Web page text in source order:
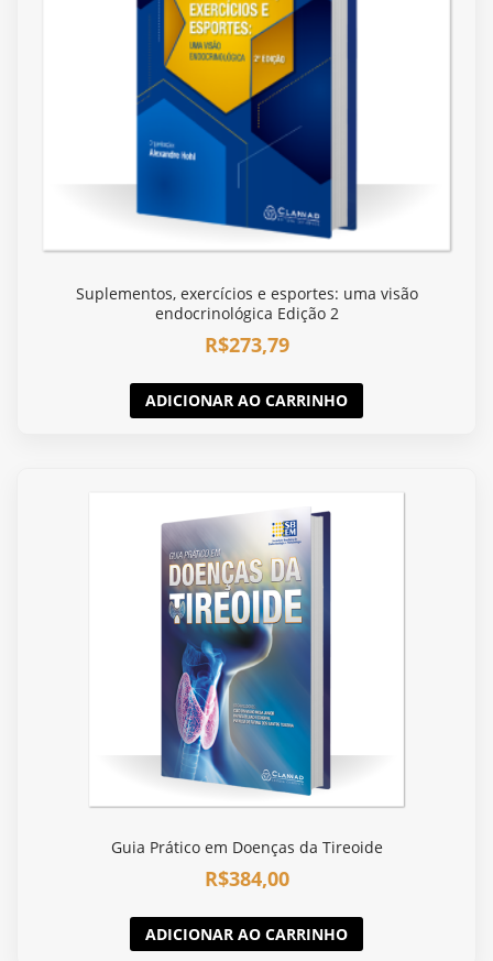
Suplementos, exercícios e esportes: uma visão
endocrinológica Edição 2
R$273,79
ADICIONAR AO CARRINHO
Guia Prático em Doenças da Tireoide
R$384,00
ADICIONAR AO CARRINHO